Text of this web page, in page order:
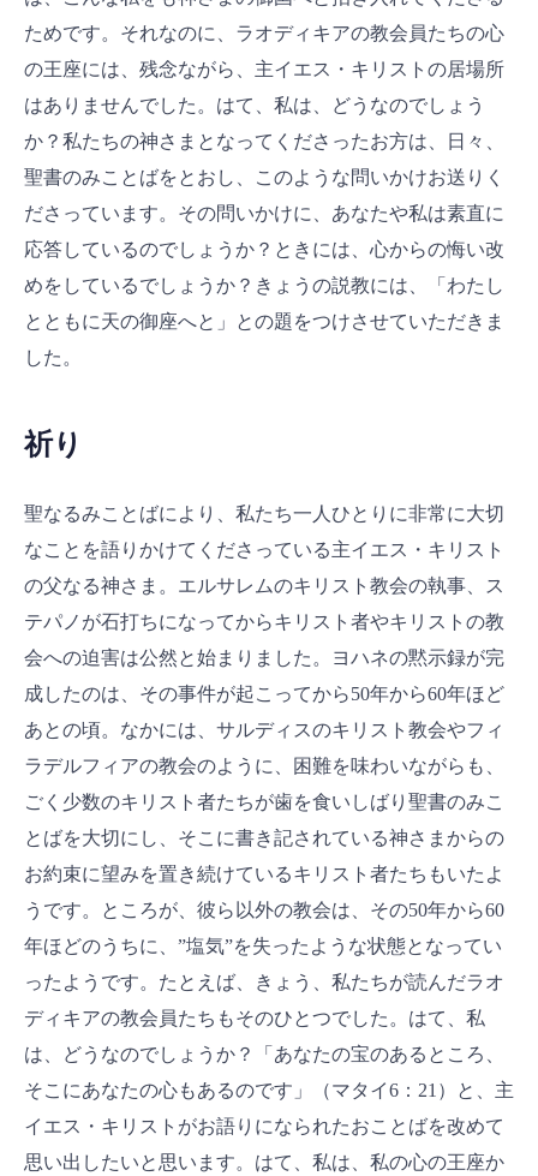
ためです。それなのに、ラオディキアの教会員たちの心
の王座には、残念ながら、主イエス・キリストの居場所
はありませんでした。はて、私は、どうなのでしょう
か？私たちの神さまとなってくださったお方は、日々、
聖書のみことばをとおし、このような問いかけお送りく
ださっています。その問いかけに、あなたや私は素直に
応答しているのでしょうか？ときには、心からの悔い改
めをしているでしょうか？きょうの説教には、「わたし
とともに天の御座へと」との題をつけさせていただきま
した。
祈り
聖なるみことばにより、私たち一人ひとりに非常に大切
なことを語りかけてくださっている主イエス・キリスト
の父なる神さま。エルサレムのキリスト教会の執事、ス
テパノが石打ちになってからキリスト者やキリストの教
会への迫害は公然と始まりました。ヨハネの黙示録が完
成したのは、その事件が起こってから50年から60年ほど
あとの頃。なかには、サルディスのキリスト教会やフィ
ラデルフィアの教会のように、困難を味わいながらも、
ごく少数のキリスト者たちが歯を食いしばり聖書のみこ
とばを大切にし、そこに書き記されている神さまからの
お約束に望みを置き続けているキリスト者たちもいたよ
うです。ところが、彼ら以外の教会は、その50年から60
年ほどのうちに、”塩気”を失ったような状態となってい
ったようです。たとえば、きょう、私たちが読んだラオ
ディキアの教会員たちもそのひとつでした。はて、私
は、どうなのでしょうか？「あなたの宝のあるところ、
そこにあなたの心もあるのです」（マタイ6：21）と、主
イエス・キリストがお語りになられたおことばを改めて
思い出したいと思います。はて、私は、私の心の王座か